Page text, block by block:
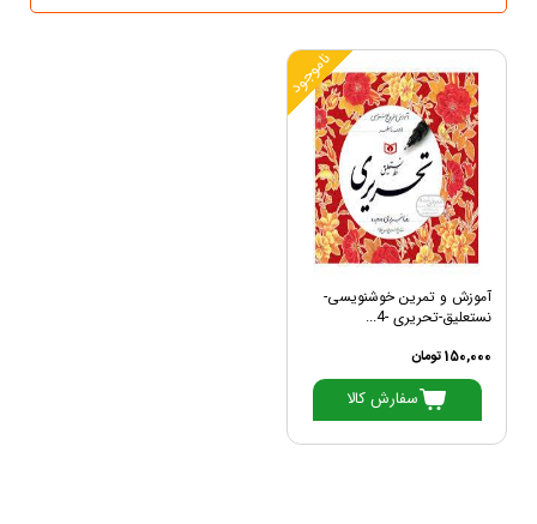
ناموجود
آموزش و تمرین خوشنویسی-
نستعلیق-تحریری -4...
150,000 تومان
سفارش کالا